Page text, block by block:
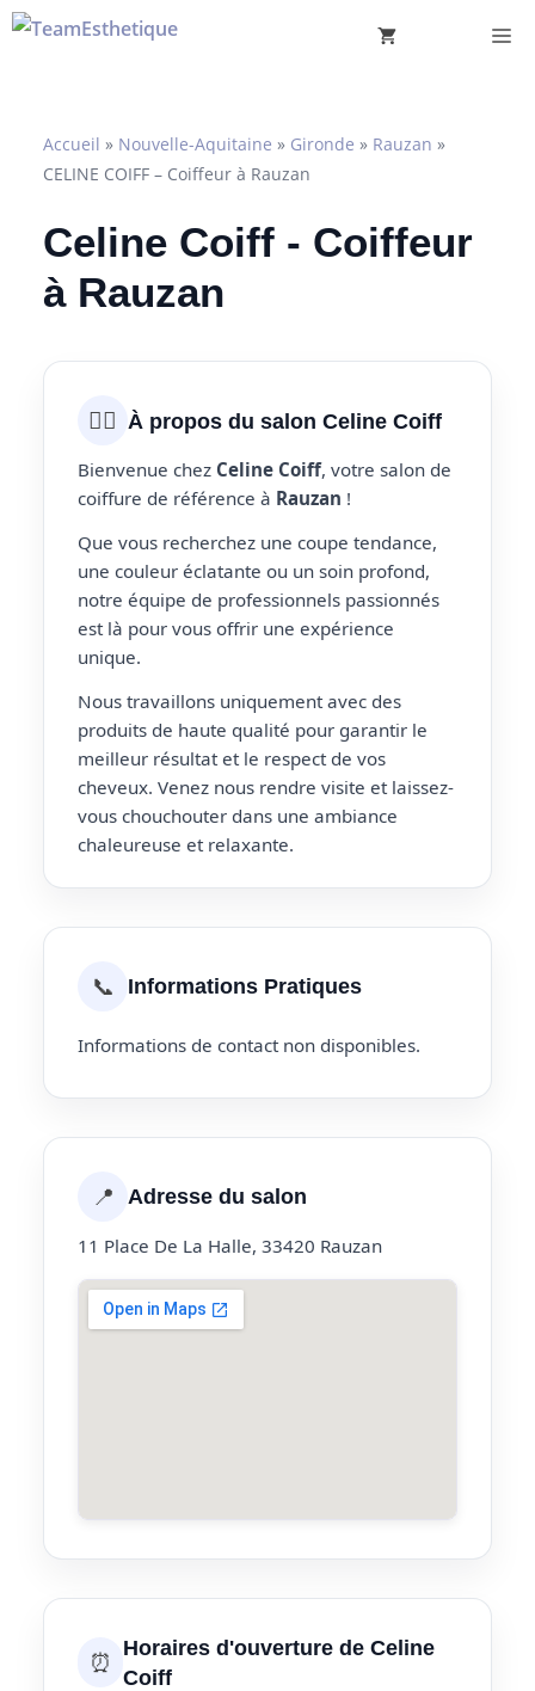
Aller
Accueil » Nouvelle-Aquitaine » Gironde » Rauzan »
CELINE COIFF – Coiffeur à Rauzan
Celine Coiff - Coiffeur
à Rauzan
💇‍♀️ À propos du salon Celine Coiff
Bienvenue chez Celine Coiff, votre salon de
coiffure de référence à Rauzan !
Que vous recherchez une coupe tendance,
une couleur éclatante ou un soin profond,
notre équipe de professionnels passionnés
est là pour vous offrir une expérience
unique.
Nous travaillons uniquement avec des
produits de haute qualité pour garantir le
meilleur résultat et le respect de vos
cheveux. Venez nous rendre visite et laissez-
vous chouchouter dans une ambiance
chaleureuse et relaxante.
📞 Informations Pratiques
Informations de contact non disponibles.
📍 Adresse du salon
11 Place De La Halle, 33420 Rauzan
⏰
Horaires d'ouverture de Celine
Coiff